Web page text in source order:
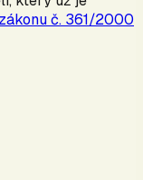
zákonu č. 361/2000